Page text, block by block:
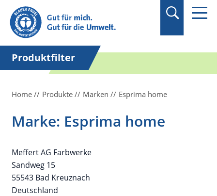
Suchbegriff in
Anführungszeichen
setzen.
Produktfilter
Home Produkte Marken Esprima home
Marke: Esprima home
Meffert AG Farbwerke
Sandweg 15
55543 Bad Kreuznach
Deutschland